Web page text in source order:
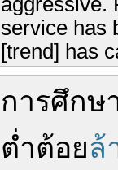
service has
[trend] has
การศึกษ
ต่ำต้อยล้